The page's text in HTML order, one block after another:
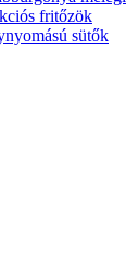
fritőzök
sütők